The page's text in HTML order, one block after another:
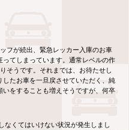
フが続出、緊急レッカー入庫のお車
てしまっています。通常レベルの作
そうです。それまでは、お待たせし
たお車を一旦戻させていただく、純
をすることも増えそうですが、何卒
くてはいけない状況が発生しまし